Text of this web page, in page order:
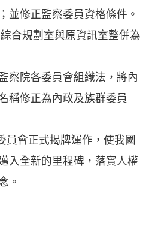
並修正監察委員資格條件。
與原資訊室整併為
委員會組織法，將內
稱修正為內政及族群委員
會正式揭牌運作，使我國
入全新的里程碑，落實人權